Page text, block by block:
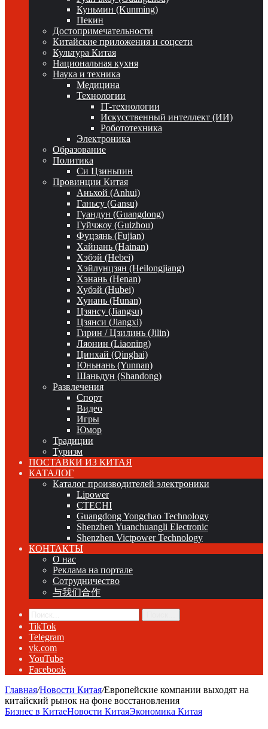
Куньмин (Kunming)
Пекин
Достопримечательности
Китайские приложения и соцсети
Культура Китая
Национальная кухня
Наука и техника
Медицина
Технологии
IT-технологии
Искусственный интеллект (ИИ)
Робототехника
Электроника
Образование
Политика
Си Цзиньпин
Провинции Китая
Аньхой (Anhui)
Ганьсу (Gansu)
Гуандун (Guangdong)
Гуйчжоу (Guizhou)
Фуцзянь (Fujian)
Хайнань (Hainan)
Хэбэй (Hebei)
Хэйлунцзян (Heilongjiang)
Хэнань (Henan)
Хубэй (Hubei)
Хунань (Hunan)
Цзянсу (Jiangsu)
Цзянси (Jiangxi)
Гирин / Цзилинь (Jilin)
Ляонин (Liaoning)
Цинхай (Qinghai)
Юньнань (Yunnan)
Шаньдун (Shandong)
Развлечения
Спорт
Видео
Игры
Юмор
Традиции
Туризм
ПОСТАВКИ ИЗ КИТАЯ
КАТАЛОГ
Каталог производителей электроники
Lipower
CTECHI
Guangdong Yongchao Technology
Shenzhen Yuanchuangli Electronic
Shenzhen Victpower Technology
КОНТАКТЫ
О нас
Реклама на портале
Сотрудничество
与我们合作
TikTok
Telegram
vk.com
YouTube
Facebook
Главная/Новости Китая/Европейские компании выходят на
китайский рынок на фоне восстановления
Бизнес в КитаеНовости КитаяЭкономика Китая